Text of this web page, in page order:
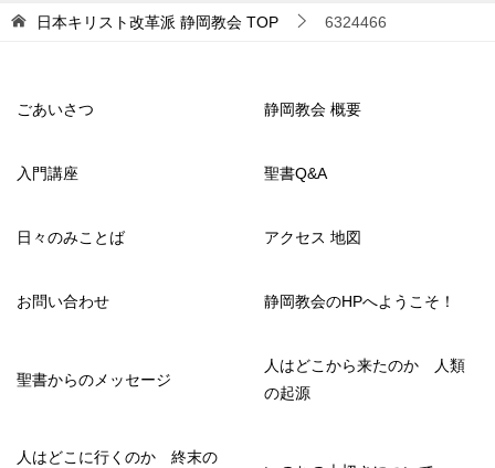
日本キリスト改革派 静岡教会 TOP 6324466
ごあいさつ 静岡教会 概要
入門講座 聖書Q&A
日々のみことば アクセス 地図
お問い合わせ 静岡教会のHPへようこそ！
聖書からのメッセージ
人はどこから来たのか 人類
の起源
人はどこに行くのか 終末の